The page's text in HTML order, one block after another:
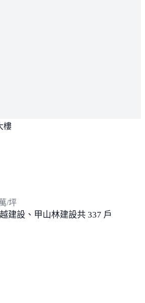
樓
/坪
建設、甲山林建設共 337 戶